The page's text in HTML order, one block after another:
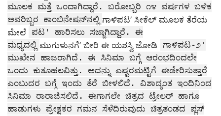
ಮೂಲಕ ಮತ್ತೆ ಒಂದಾಗಿದ್ದಾರೆ. ಬರೋಬ್ಬರಿ ೧೪ ವರ್ಷಗಳ ಬಳಿಕ
ಅವರಿಬ್ಬರ ಕಾಂಬಿನೇಷನ್‌ನಲ್ಲಿ ಗಾಳಿಪಟ’ ಸೀಕೆಲ್ ಮೂಲಕ ತೆರೆಯ
ಮೇಲೆ ಪಟ' ಹಾರಿಸಲು ಸಜ್ಜಾಗಿದ್ದಾರೆ. ಈ
ಮಧ್ಯದಲ್ಲಿ ಮುಗುಳುನಗೆ’ ಬೀರಿ ಈ ಯಶಸ್ವಿ ಜೋಡಿ
ಗಾಳಿಪಟ-೨'
ಮುಖೇನ ಹಾಜರಾಗಿದೆ. ಈ ಸಿನಿಮಾ ಬಗ್ಗೆ ಆರಂಭದಿಂದಲೇ
ಒಂದು ಕುತೂಹಲವಿತ್ತು. ಅದನ್ನು ಎಷ್ಟರಮಟ್ಟಿಗೆ ಈಡೇರಿಸುತ್ತಾರೆ
ಎಂಬುದರ ಬಗ್ಗೆ ಇಂದು ತೆರೆ ಬೀಳಲಿದೆ. ವಿಶಾದ್ಯಂತ ಇಂದಿನಿಂದ
ಸಿನಿಮಾ ರಾರಾಜಿಸಲಿದೆ. ಈಗಾಗಲೇ ಚಿತ್ರದ ಟ್ರೇಲರ್ ಹಾಗೂ
ಹಾಡುಗಳು ಪ್ರೇಕ್ಷಕರ ಗಮನ ಸೆಳೆದಿರುವುದು ಚಿತ್ರತಂಡದ ಪ್ಲಸ್